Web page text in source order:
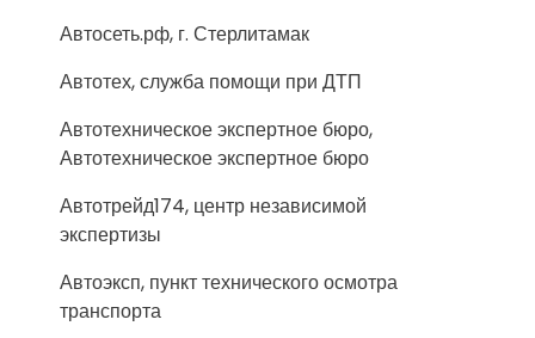
Автосеть.рф, г. Стерлитамак
Автотех, служба помощи при ДТП
Автотехническое экспертное бюро,
Автотехническое экспертное бюро
Автотрейд174, центр независимой
экспертизы
Автоэксп, пункт технического осмотра
транспорта